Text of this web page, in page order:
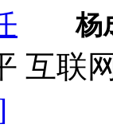
杨
互联